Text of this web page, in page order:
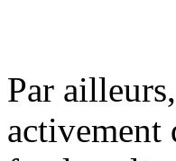
Par
activement